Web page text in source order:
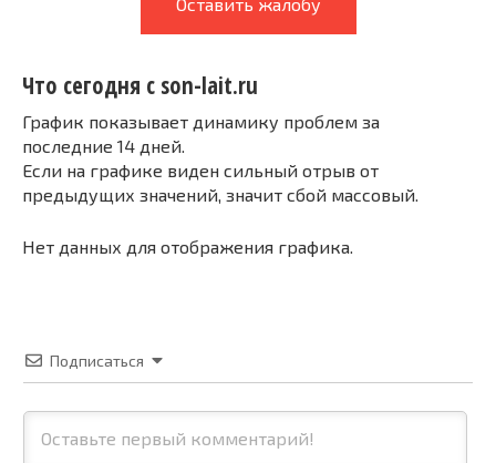
Что сегодня с son-lait.ru
График показывает динамику проблем за
последние 14 дней.
Если на графике виден сильный отрыв от
предыдущих значений, значит сбой массовый.
Нет данных для отображения графика.
Подписаться